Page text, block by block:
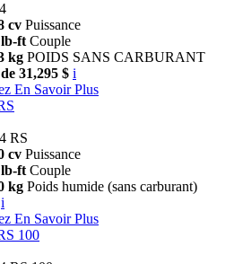
cv Puissance
ft Couple
kg POIDS SANS CARBURANT
31,295 $ i
En Savoir Plus
RS
cv Puissance
ft Couple
kg Poids humide (sans carburant)
i
En Savoir Plus
100